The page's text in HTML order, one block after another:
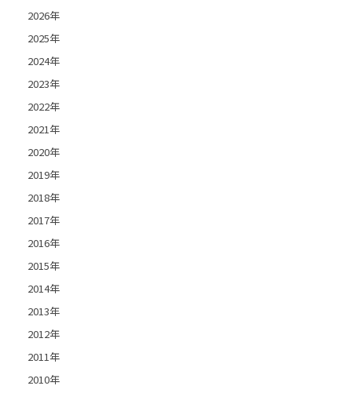
2026年
2025年
2024年
2023年
2022年
2021年
2020年
2019年
2018年
2017年
2016年
2015年
2014年
2013年
2012年
2011年
2010年